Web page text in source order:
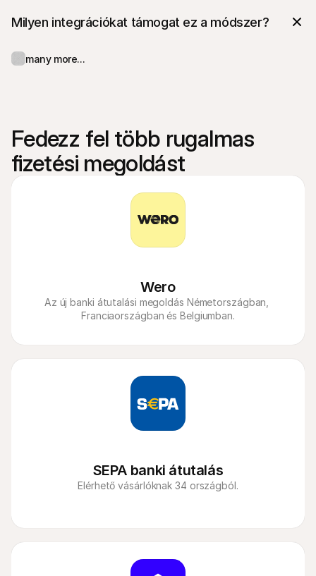
Milyen integrációkat támogat ez a módszer?
many more...
Fedezz fel több rugalmas
fizetési megoldást
Wero
Az új banki átutalási megoldás Németországban,
Franciaországban és Belgiumban.
SEPA banki átutalás
Elérhető vásárlóknak 34 országból.